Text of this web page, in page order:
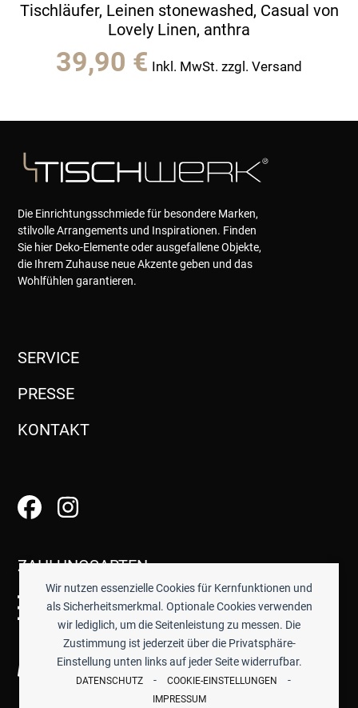
Wir nutzen essenzielle Cookies für Kernfunktionen und
als Sicherheitsmerkmal. Optionale Cookies verwenden
wir lediglich, um die Seitenleistung zu messen. Die
Zustimmung ist jederzeit über die Privatsphäre-
Einstellung unten links auf jeder Seite widerrufbar.
DATENSCHUTZ - COOKIE-EINSTELLUNGEN -
IMPRESSUM
Tischläufer, Leinen stonewashed, Casual von
Lovely Linen, anthra
39,90 € Inkl. MwSt. zzgl. Versand
Die Einrichtungsschmiede für besondere Marken,
stilvolle Arrangements und Inspirationen. Finden
Sie hier Deko-Elemente oder ausgefallene Objekte,
die Ihrem Zuhause neue Akzente geben und das
Wohlfühlen garantieren.
SERVICE
PRESSE
KONTAKT
ZAHLUNGSARTEN